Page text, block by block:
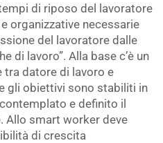
di riposo del lavoratore
organizzative necessarie
del lavoratore dalle
di lavoro”. Alla base c’è un
datore di lavoro e
gli obiettivi sono stabiliti in
e definito il
Allo smart worker deve
di crescita